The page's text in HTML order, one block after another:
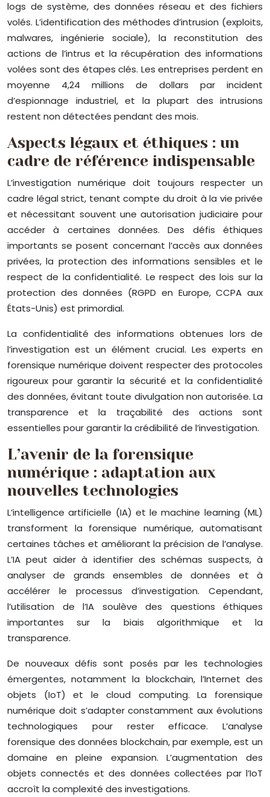
logs de système, des données réseau et des fichiers
volés. L’identification des méthodes d’intrusion (exploits,
malwares, ingénierie sociale), la reconstitution des
actions de l’intrus et la récupération des informations
volées sont des étapes clés. Les entreprises perdent en
moyenne 4,24 millions de dollars par incident
d’espionnage industriel, et la plupart des intrusions
restent non détectées pendant des mois.
Aspects légaux et éthiques : un
cadre de référence indispensable
L’investigation numérique doit toujours respecter un
cadre légal strict, tenant compte du droit à la vie privée
et nécessitant souvent une autorisation judiciaire pour
accéder à certaines données. Des défis éthiques
importants se posent concernant l’accès aux données
privées, la protection des informations sensibles et le
respect de la confidentialité. Le respect des lois sur la
protection des données (RGPD en Europe, CCPA aux
États-Unis) est primordial.
La confidentialité des informations obtenues lors de
l’investigation est un élément crucial. Les experts en
forensique numérique doivent respecter des protocoles
rigoureux pour garantir la sécurité et la confidentialité
des données, évitant toute divulgation non autorisée. La
transparence et la traçabilité des actions sont
essentielles pour garantir la crédibilité de l’investigation.
L’avenir de la forensique
numérique : adaptation aux
nouvelles technologies
L’intelligence artificielle (IA) et le machine learning (ML)
transforment la forensique numérique, automatisant
certaines tâches et améliorant la précision de l’analyse.
L’IA peut aider à identifier des schémas suspects, à
analyser de grands ensembles de données et à
accélérer le processus d’investigation. Cependant,
l’utilisation de l’IA soulève des questions éthiques
importantes sur la biais algorithmique et la
transparence.
De nouveaux défis sont posés par les technologies
émergentes, notamment la blockchain, l’Internet des
objets (IoT) et le cloud computing. La forensique
numérique doit s’adapter constamment aux évolutions
technologiques pour rester efficace. L’analyse
forensique des données blockchain, par exemple, est un
domaine en pleine expansion. L’augmentation des
objets connectés et des données collectées par l’IoT
accroît la complexité des investigations.